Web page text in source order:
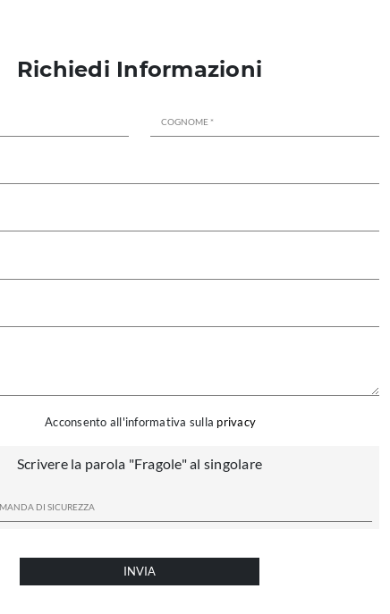
Richiedi Informazioni
Acconsento all'informativa sulla privacy
Scrivere la parola "Fragole" al singolare
INVIA